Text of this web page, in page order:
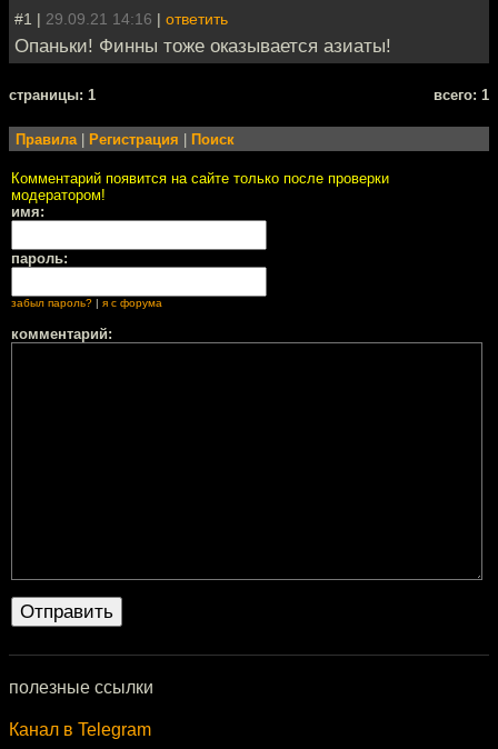
#1 | 29.09.21 14:16 | ответить
Опаньки! Финны тоже оказывается азиаты!
cтраницы: 1 всего: 1
Правила| Регистрация Поиск
Комментарий появится на сайте только после проверки
модератором!
имя:
пароль:
забыл пароль? я с форума
комментарий:
полезные ссылки
Канал в Telegram